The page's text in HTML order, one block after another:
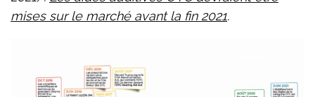
mises sur le marché avant la fin 2021.